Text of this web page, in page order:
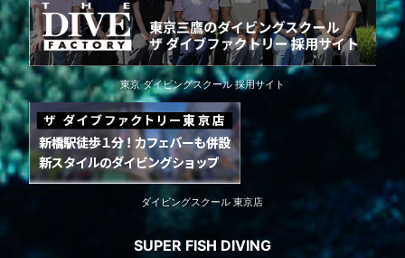
東京 ダイビングスクール 採用サイト
ダイビングスクール 東京店
SUPER FISH DIVING